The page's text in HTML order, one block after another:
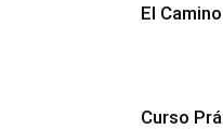
El
Curso